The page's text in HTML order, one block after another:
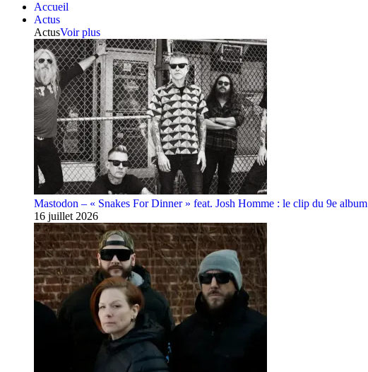
Accueil
Actus
ActusVoir plus
Mastodon – « Snakes For Dinner » feat. Josh Homme : le clip du 9e album
16 juillet 2026